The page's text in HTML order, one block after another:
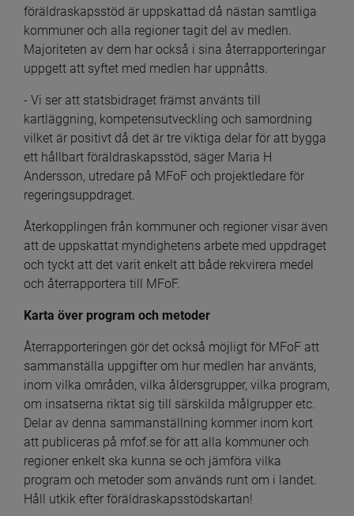
föräldraskapsstöd är uppskattad då nästan samtliga
kommuner och alla regioner tagit del av medlen.
Majoriteten av dem har också i sina återrapporteringar
uppgett att syftet med medlen har uppnåtts.
- Vi ser att statsbidraget främst använts till
kartläggning, kompetensutveckling och samordning
vilket är positivt då det är tre viktiga delar för att bygga
ett hållbart föräldraskapsstöd, säger Maria H
Andersson, utredare på MFoF och projektledare för
regeringsuppdraget.
Återkopplingen från kommuner och regioner visar även
att de uppskattat myndighetens arbete med uppdraget
och tyckt att det varit enkelt att både rekvirera medel
och återrapportera till MFoF.
Karta över program och metoder
Återrapporteringen gör det också möjligt för MFoF att
sammanställa uppgifter om hur medlen har använts,
inom vilka områden, vilka åldersgrupper, vilka program,
om insatserna riktat sig till särskilda målgrupper etc.
Delar av denna sammanställning kommer inom kort
att publiceras på mfof.se för att alla kommuner och
regioner enkelt ska kunna se och jämföra vilka
program och metoder som används runt om i landet.
Håll utkik efter föräldraskapsstödskartan!